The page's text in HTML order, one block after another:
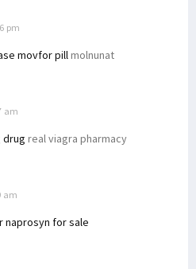
pm
movfor pillmolnunat
am
drug real viagra pharmacy
am
naprosyn for sale